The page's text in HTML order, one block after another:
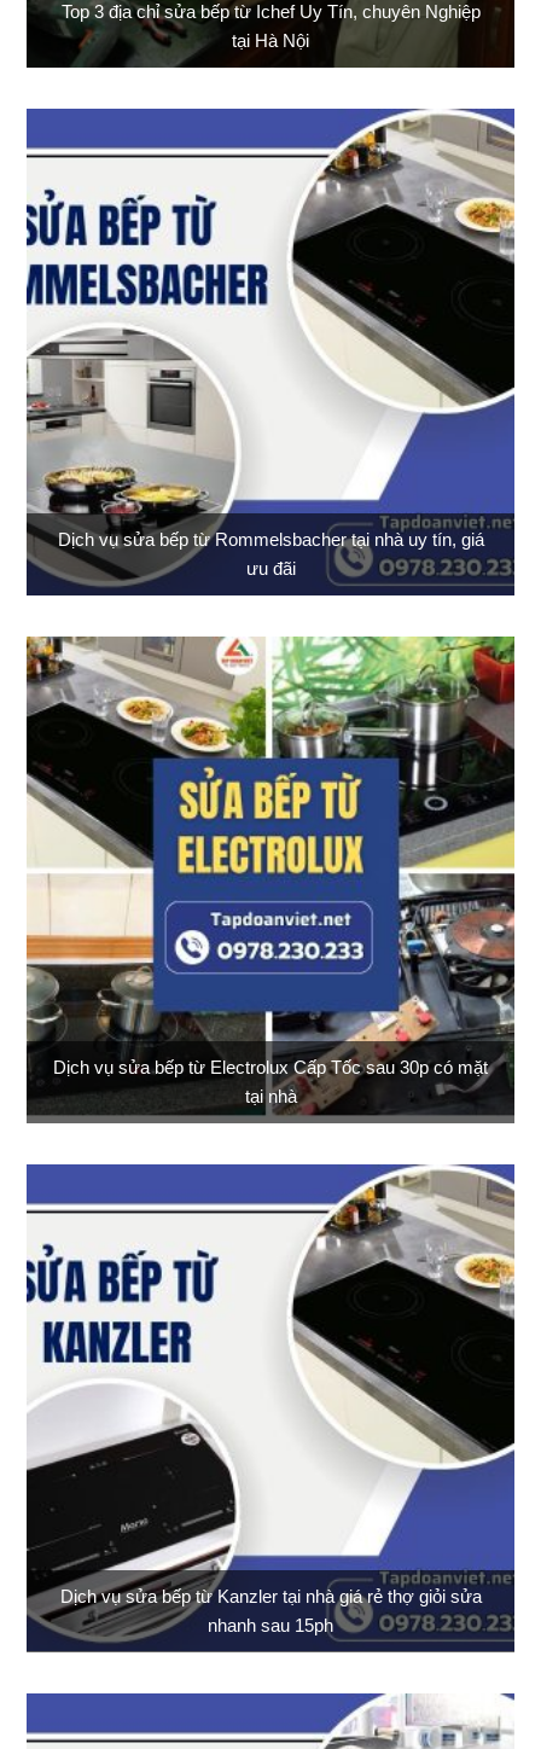
Top 3 địa chỉ sửa bếp từ Ichef Uy Tín, chuyên Nghiệp
tại Hà Nội
Dịch vụ sửa bếp từ Rommelsbacher tại nhà uy tín, giá
ưu đãi
Dịch vụ sửa bếp từ Electrolux Cấp Tốc sau 30p có mặt
tại nhà
Dịch vụ sửa bếp từ Kanzler tại nhà giá rẻ thợ giỏi sửa
nhanh sau 15ph